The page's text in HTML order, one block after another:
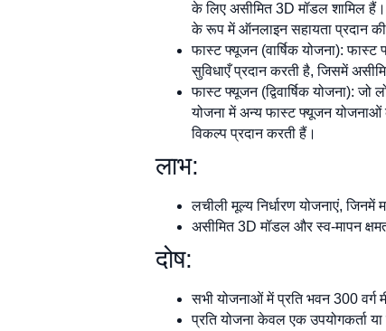
के लिए असीमित 3D मॉडल शामिल
के रूप में ऑनलाइन सहायता प्रदान की
फास्ट फ्यूजन (वार्षिक योजना):
सुविधाएँ प्रदान करती है, जिसमें
फास्ट फ्यूजन (द्विवार्षिक योजना):
योजना में अन्य फास्ट फ्यूजन योजनाओं
विकल्प प्रदान करती हैं।
लाभ:
लचीली मूल्य निर्धारण योजनाएं, जिनमें
असीमित 3D मॉडल और स्व-मापन
दोष:
सभी योजनाओं में प्रति भवन 300 वर्ग
प्रति योजना केवल एक उपयोगकर्ता